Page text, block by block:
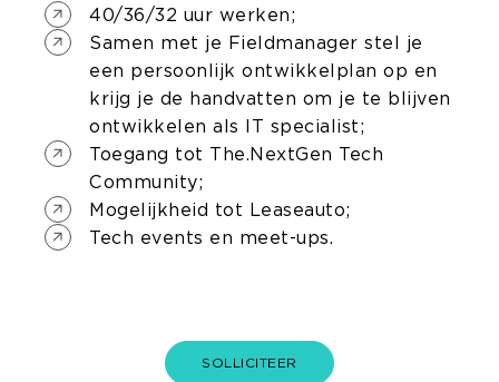
40/36/32 uur werken;
Samen met je Fieldmanager stel je
een persoonlijk ontwikkelplan op en
krijg je de handvatten om je te blijven
ontwikkelen als IT specialist;
Toegang tot The.NextGen Tech
Community;
Mogelijkheid tot Leaseauto;
Tech events en meet-ups.
SOLLICITEER